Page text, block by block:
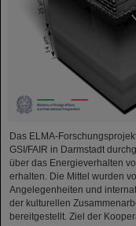
Das ELMA-
GSI/FAIR in Darmstadt
über das Energieverhalten
erhalten. Die Mittel wurden
Angelegenheiten und
der kulturellen
bereitgestellt. Ziel der